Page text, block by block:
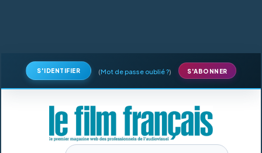
S'IDENTIFIER (Mot de passe oublié ?) S'ABONNER